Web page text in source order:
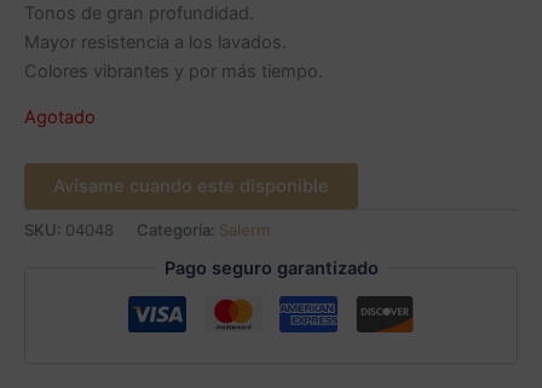
Tonos de gran profundidad.
Mayor resistencia a los lavados.
Colores vibrantes y por más tiempo.
Agotado
Avísame cuando este disponible
SKU: 04048 Categoría: Salerm
Pago seguro garantizado